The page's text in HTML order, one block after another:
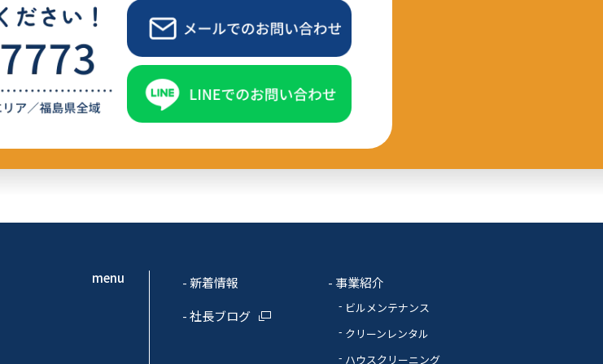
menu
新着情報
社長ブログ
事業紹介
ビルメンテナンス
クリーンレンタル
ハウスクリーニング